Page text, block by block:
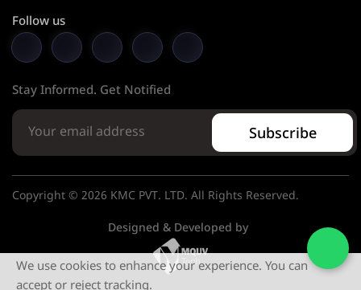
Follow us
Stay Informed. Get Notified
Subscribe
Copyright © 2026 KMC PVT. LTD. All Rights Reserved.
Designed & Developed by
We use cookies to enhance your experience. You can
accept or reject tracking.